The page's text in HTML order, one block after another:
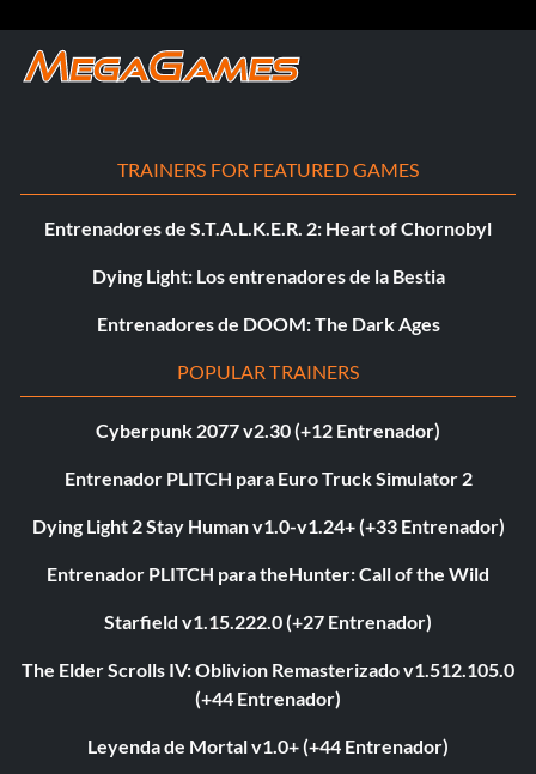
TRAINERS FOR FEATURED GAMES
Entrenadores de S.T.A.L.K.E.R. 2: Heart of Chornobyl
Dying Light: Los entrenadores de la Bestia
Entrenadores de DOOM: The Dark Ages
POPULAR TRAINERS
Cyberpunk 2077 v2.30 (+12 Entrenador)
Entrenador PLITCH para Euro Truck Simulator 2
Dying Light 2 Stay Human v1.0-v1.24+ (+33 Entrenador)
Entrenador PLITCH para theHunter: Call of the Wild
Starfield v1.15.222.0 (+27 Entrenador)
The Elder Scrolls IV: Oblivion Remasterizado v1.512.105.0
(+44 Entrenador)
Leyenda de Mortal v1.0+ (+44 Entrenador)